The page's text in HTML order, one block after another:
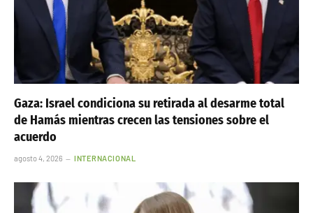
Gaza: Israel condiciona su retirada al desarme total
de Hamás mientras crecen las tensiones sobre el
acuerdo
agosto 4, 2026 INTERNACIONAL